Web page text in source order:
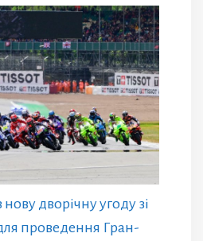
дворічну угоду зі
проведення Гран-